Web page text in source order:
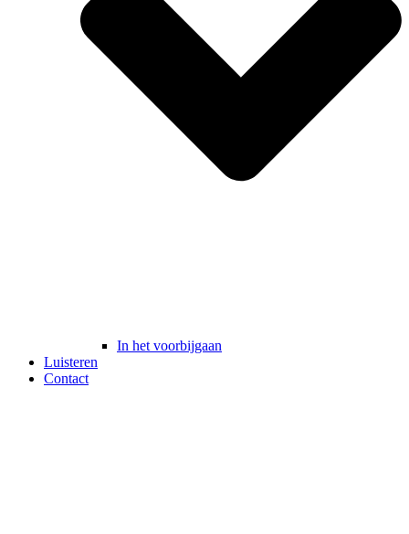
In het voorbijgaan
Luisteren
Contact